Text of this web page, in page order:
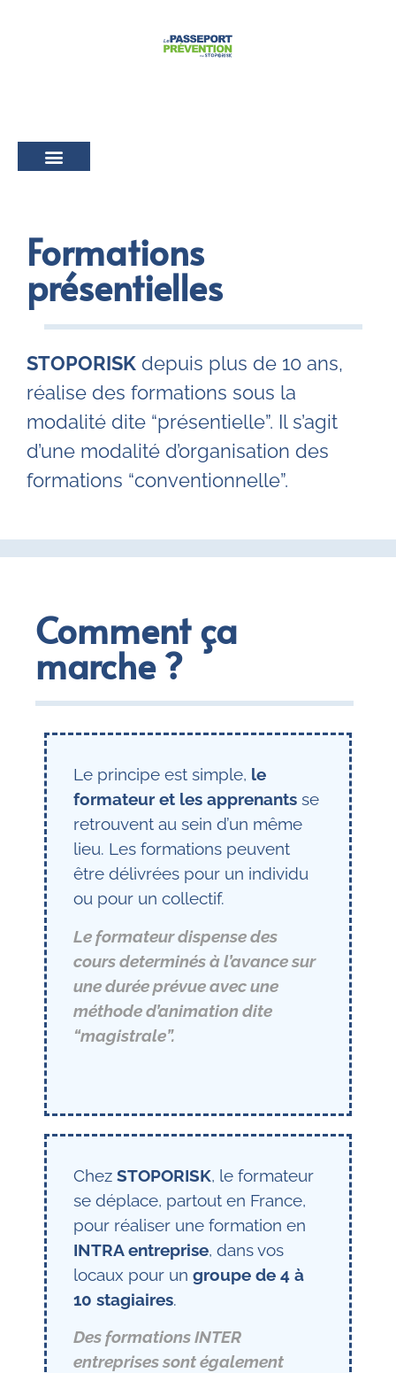
Formations
présentielles
STOPORISK depuis plus de 10 ans,
réalise des formations sous la
modalité dite “présentielle”. Il s’agit
d’une modalité d’organisation des
formations “conventionnelle”.
Comment ça
marche ?
Le principe est simple, le
formateur et les apprenants se
retrouvent au sein d’un même
lieu. Les formations peuvent
être délivrées pour un individu
ou pour un collectif.
Le formateur dispense des
cours determinés à l’avance sur
une durée prévue avec une
méthode d’animation dite
“magistrale”.
ChezSTOPORISK, le formateur
se déplace, partout en France,
pour réaliser une formation en
INTRA entreprise, dans vos
locaux pour ungroupe de 4 à
10 stagiaires.
Des formations INTER
entreprises sont également